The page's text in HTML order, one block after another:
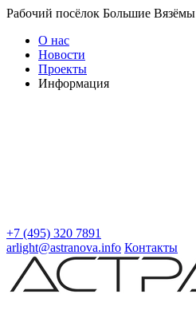
Рабочий посёлок Большие Вязёмы
О нас
Новости
Проекты
Информация
+7 (495) 320 7891
arlight@astranova.info Контакты